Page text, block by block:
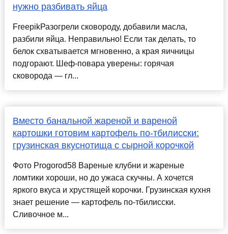
нужно разбивать яйца
FreepikРазогрели сковороду, добавили масла,
разбили яйца. Неправильно! Если так делать, то
белок схватывается мгновенно, а края яичницы
подгорают. Шеф-повара уверены: горячая
сковорода — гл...
Вместо банальной жареной и вареной
картошки готовим картофель по-тбилисски:
грузинская вкуснотища с сырной корочкой
Фото Progorod58 Вареные клубни и жареные
ломтики хороши, но до ужаса скучны. А хочется
яркого вкуса и хрустящей корочки. Грузинская кухня
знает решение — картофель по-тбилисски.
Сливочное м...